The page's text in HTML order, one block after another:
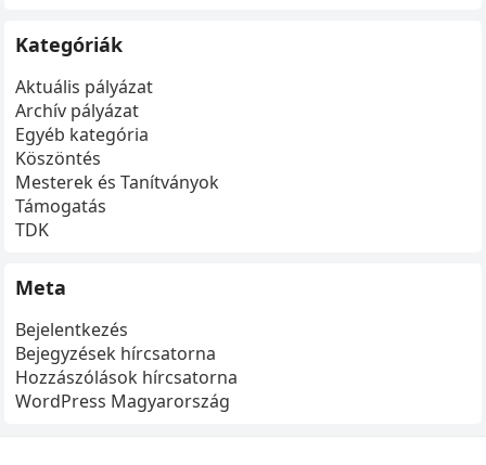
Kategóriák
Aktuális pályázat
Archív pályázat
Egyéb kategória
Köszöntés
Mesterek és Tanítványok
Támogatás
TDK
Meta
Bejelentkezés
Bejegyzések hírcsatorna
Hozzászólások hírcsatorna
WordPress Magyarország